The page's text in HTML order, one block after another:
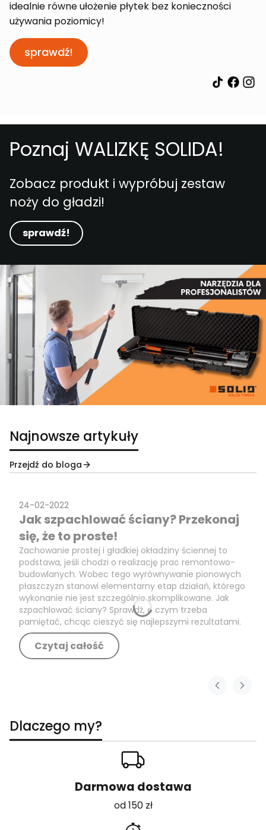
idealnie równe ułożenie płytek bez konieczności
używania poziomicy!
sprawdź!
Poznaj WALIZKĘ SOLIDA!
Zobacz produkt i wypróbuj zestaw
noży do gładzi!
sprawdź!
Najnowsze artykuły
Przejdź do bloga
24-02-2022
Jak szpachlować ściany? Przekonaj
się, że to proste!
Zachowanie prostej i gładkiej okładziny ściennej to
podstawa, jeśli chodzi o realizację prac remontowo-
budowlanych. Wobec tego wyrównywanie pionowych
płaszczyzn stanowi elementarny etap działań, którego
wykonanie nie jest szczególnie skomplikowane. Jak
szpachlować ściany? Sprawdź, o czym trzeba
pamiętać, chcąc cieszyć się najlepszymi rezultatami.
Czytaj całość
Dlaczego my?
Darmowa dostawa
od 150 zł